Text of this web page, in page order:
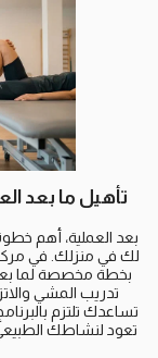
تأهيل ما بعد
بعد العملية، أهم
لك في منزلك. في مركز
بخطة مخصصة لما بعد
تدريب المشي
تساعدك تلتزم
تعود لنشاطك